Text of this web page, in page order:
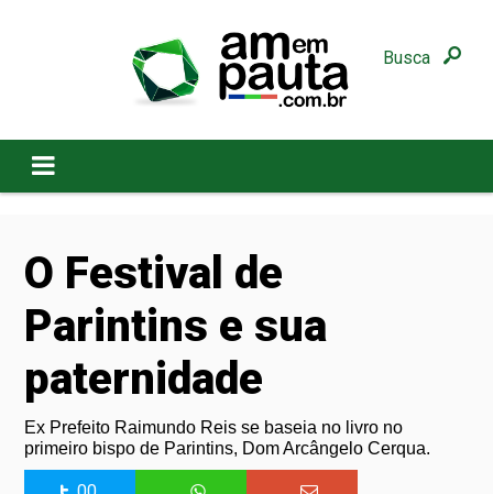
Busca
O Festival de
Parintins e sua
paternidade
Ex Prefeito Raimundo Reis se baseia no livro no
primeiro bispo de Parintins, Dom Arcângelo Cerqua.